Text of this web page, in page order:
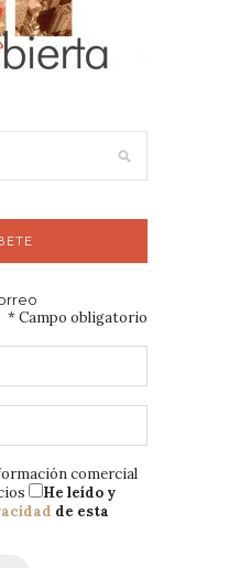
* Campo obligatorio
comercial
He leído y
de esta